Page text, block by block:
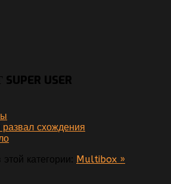
USER
схождения
категории: Multibox »